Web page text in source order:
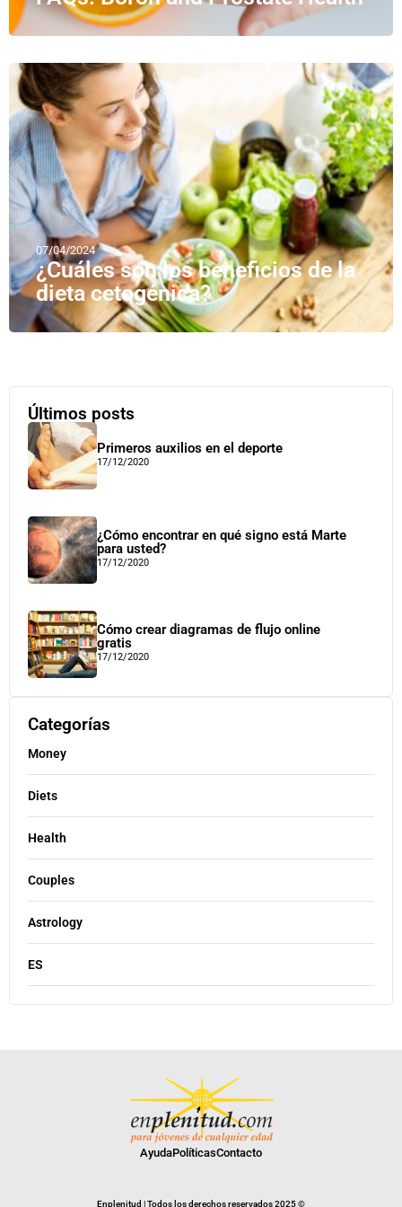
07/04/2024
¿Cuáles son los beneficios de la
dieta cetogénica?
Últimos posts
Primeros auxilios en el deporte
17/12/2020
¿Cómo encontrar en qué signo está Marte
para usted?
17/12/2020
Cómo crear diagramas de flujo online
gratis
17/12/2020
Categorías
Money
Diets
Health
Couples
Astrology
ES
AyudaPolíticasContacto
Enplenitud | Todos los derechos reservados 2025 ©